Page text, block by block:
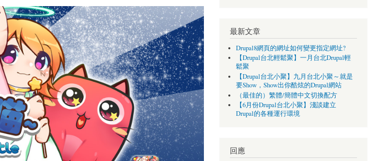
最新文章
Drupal8網頁的網址如何變更指定網址?
【Drupal台北輕鬆聚】一月台北Drupal輕
鬆聚
【Drupal台北小聚】九月台北小聚～就是
要Show，Show出你酷炫的Drupal網站
（最佳的）繁體/簡體中文切換配方
【6月份Drupal台北小聚】淺談建立
Drupal的各種運行環境
回應